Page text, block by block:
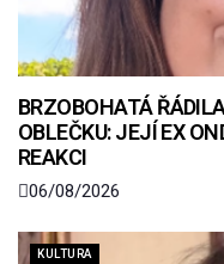
BRZOBOHATÁ
OBLEČKU: JEJÍ EX
REAKCI
06/08/2026
KULTURA